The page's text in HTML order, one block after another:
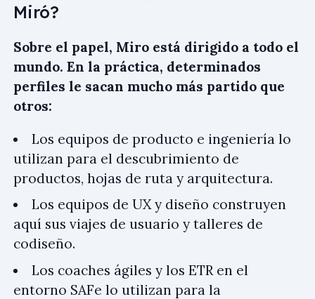
Miró?
Sobre el papel, Miro está dirigido a todo el
mundo. En la práctica, determinados
perfiles le sacan mucho más partido que
otros:
Los equipos de producto e ingeniería lo
utilizan para el descubrimiento de
productos, hojas de ruta y arquitectura.
Los equipos de UX y diseño construyen
aquí sus viajes de usuario y talleres de
codiseño.
Los coaches ágiles y los ETR en el
entorno SAFe lo utilizan para la